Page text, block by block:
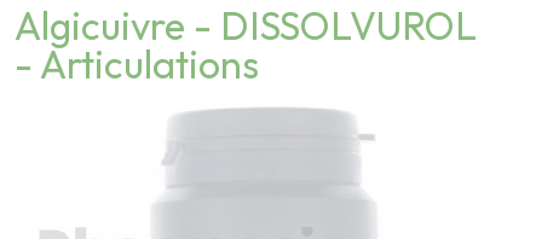
Algicuivre - DISSOLVUROL
- Articulations